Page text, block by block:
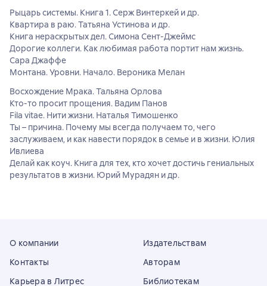
Рыцарь системы. Книга 1. Серж Винтеркей и др.
Квартира в раю. Татьяна Устинова и др.
Книга нераскрытых дел. Симона Сент-Джеймс
Дорогие коллеги. Как любимая работа портит нам жизнь.
Сара Джаффе
Монтана. Уровни. Начало. Вероника Мелан
Восхождение Мрака. Тальяна Орлова
Кто-то просит прощения. Вадим Панов
Fila vitae. Нити жизни. Наталья Тимошенко
Ты – причина. Почему мы всегда получаем то, чего
заслуживаем, и как навести порядок в семье и в жизни. Юлия
Ивлиева
Делай как коуч. Книга для тех, кто хочет достичь гениальных
результатов в жизни. Юрий Мурадян и др.
О компании
Контакты
Карьера в Литрес
Издательствам
Авторам
Библиотекам